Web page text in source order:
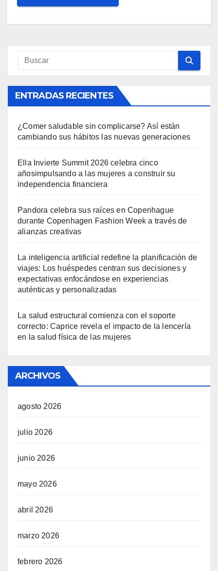
ENTRADAS RECIENTES
¿Comer saludable sin complicarse? Así están
cambiando sus hábitos las nuevas generaciones
Ella Invierte Summit 2026 celebra cinco
añosimpulsando a las mujeres a construir su
independencia financiera
Pandora celebra sus raíces en Copenhague
durante Copenhagen Fashion Week a través de
alianzas creativas
La inteligencia artificial redefine la planificación de
viajes: Los huéspedes centran sus decisiones y
expectativas enfocándose en experiencias
auténticas y personalizadas
La salud estructural comienza con el soporte
correcto: Caprice revela el impacto de la lencería
en la salud física de las mujeres
ARCHIVOS
agosto 2026
julio 2026
junio 2026
mayo 2026
abril 2026
marzo 2026
febrero 2026